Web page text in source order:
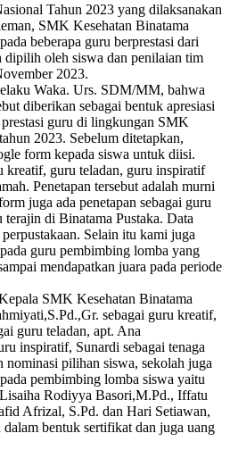
Tahun 2023 yang dilaksanakan
SMK Kesehatan Binatama
beberapa guru berprestasi dari
dipilih oleh siswa dan penilaian tim
2023.
Waka. Urs. SDM/MM, bahwa
diberikan sebagai bentuk apresiasi
guru di lingkungan SMK
2023. Sebelum ditetapkan,
form kepada siswa untuk diisi.
kreatif, guru teladan, guru inspiratif
Penetapan tersebut adalah murni
juga ada penetapan sebagai guru
di Binatama Pustaka. Data
Selain itu kami juga
guru pembimbing lomba yang
mendapatkan juara pada periode
SMK Kesehatan Binatama
sebagai guru kreatif,
guru teladan, apt. Ana
inspiratif, Sunardi sebagai tenaga
nominasi pilihan siswa, sekolah juga
pembimbing lomba siswa yaitu
Rodiyya Basori,M.Pd., Iffatu
Afrizal, S.Pd. dan Hari Setiawan,
bentuk sertifikat dan juga uang